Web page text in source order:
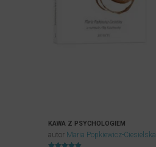
KAWA Z PSYCHOLOGIEM
autor Maria Popkiewicz-Ciesielska